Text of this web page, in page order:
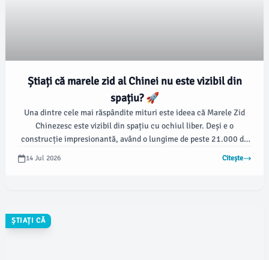
Știați că marele zid al Chinei nu este vizibil din
spațiu? 🚀
Una dintre cele mai răspândite mituri este ideea că Marele Zid
Chinezesc este vizibil din spațiu cu ochiul liber. Deși e o
construcție impresionantă, având o lungime de peste 21.000 de
14 Jul 2026 Citește
ȘTIAȚI CĂ